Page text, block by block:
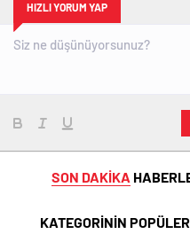
HIZLI YORUM YAP
SON DAKİKA
KATEGORİNİN